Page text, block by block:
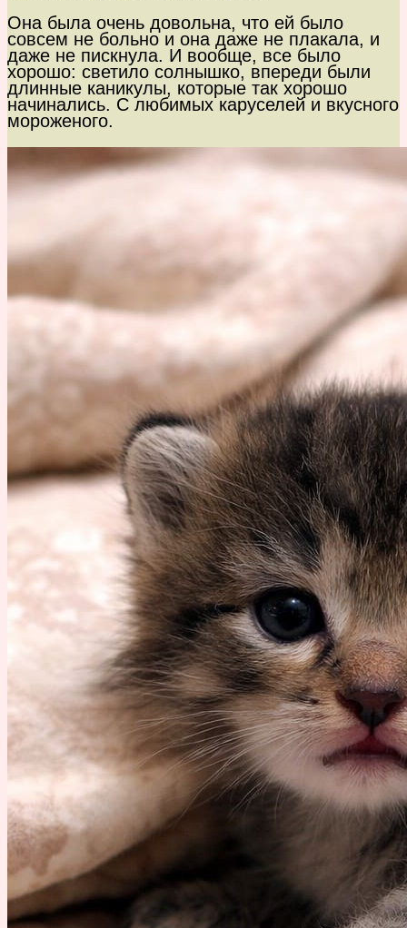
Она была очень довольна, что ей было
совсем не больно и она даже не плакала, и
даже не пискнула. И вообще, все было
хорошо: светило солнышко, впереди были
длинные каникулы, которые так хорошо
начинались. С любимых каруселей и вкусного
мороженого.